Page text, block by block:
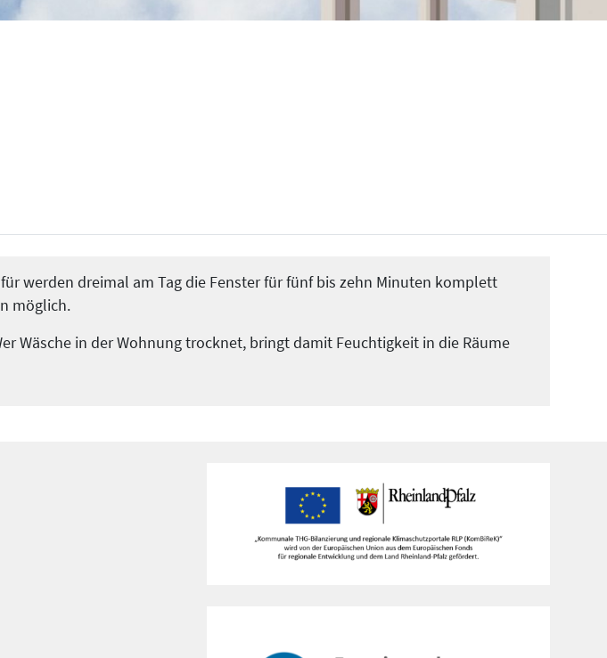
werden dreimal am Tag die Fenster für fünf bis zehn Minuten komplett
möglich.
Wäsche in der Wohnung trocknet, bringt damit Feuchtigkeit in die Räume